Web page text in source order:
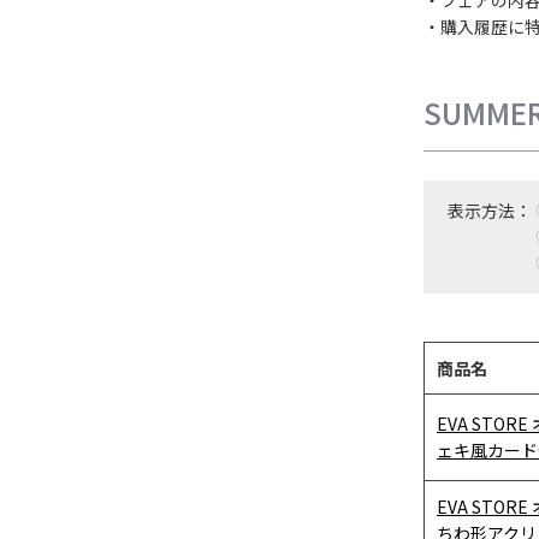
・購入履歴に
表示方法：
商品名
EVA STORE
ェキ風カー
EVA STORE
ちわ形アク